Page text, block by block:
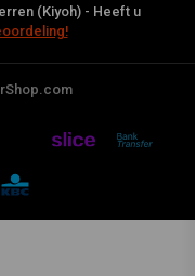
(Kiyoh) - Heeft u